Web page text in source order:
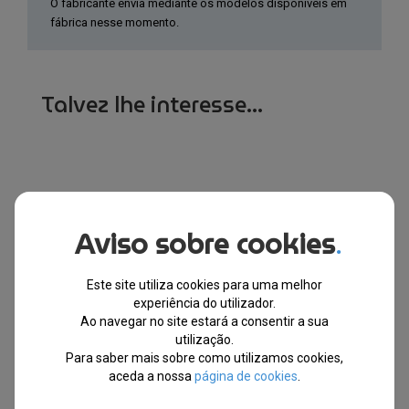
O fabricante envia mediante os modelos disponíveis em
fábrica nesse momento.
Talvez lhe interesse...
Produtos Relacionados
10% EXTRA,
CUPÃO:
SUMMER10
10% EXTRA,
CUPÃO:
SUMMER10
Aviso sobre cookies.
Este site utiliza cookies para uma melhor
experiência do utilizador.
Ao navegar no site estará a consentir a sua
utilização.
Para saber mais sobre como utilizamos cookies,
aceda a nossa página de cookies